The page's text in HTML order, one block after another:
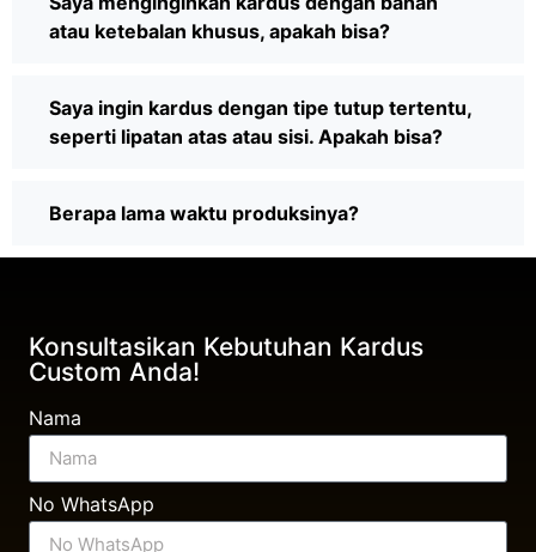
atau ketebalan khusus, apakah bisa?
Saya ingin kardus dengan tipe tutup tertentu,
seperti lipatan atas atau sisi. Apakah bisa?
Berapa lama waktu produksinya?
Konsultasikan Kebutuhan Kardus
Custom Anda!
Nama
No WhatsApp